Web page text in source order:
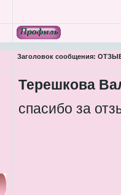
Заголовок сообщения:
Терешкова
спасибо за